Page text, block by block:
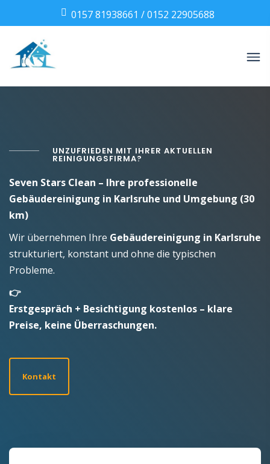
0157 81938661 /0152 22905688
UNZUFRIEDEN MIT IHRER AKTUELLEN
REINIGUNGSFIRMA?
Seven Stars Clean – Ihre professionelle
Gebäudereinigung in Karlsruhe und Umgebung (30
km)
Wir übernehmen Ihre Gebäudereinigung in Karlsruhe
strukturiert, konstant und ohne die typischen
Probleme.
👉
Erstgespräch + Besichtigung kostenlos – klare
Preise, keine Überraschungen.
Kontakt